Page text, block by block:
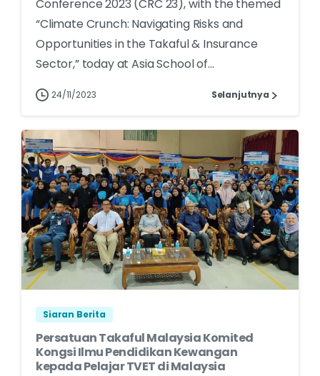
Conference 2023 (CRC 23), with the themed
“Climate Crunch: Navigating Risks and
Opportunities in the Takaful & Insurance
Sector,” today at Asia School of...
24/11/2023 Selanjutnya
Siaran Berita
Persatuan Takaful Malaysia Komited
Kongsi Ilmu Pendidikan Kewangan
kepada Pelajar TVET di Malaysia